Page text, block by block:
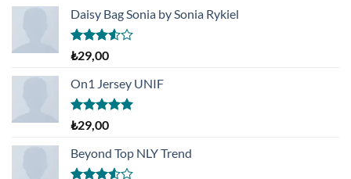
Daisy Bag Sonia by Sonia Rykiel
5
üzerinden
3.50oy
aldı
₺29,00
On1 Jersey UNIF
5 üzerinden
5.00oy
aldı
₺29,00
Beyond Top NLY Trend